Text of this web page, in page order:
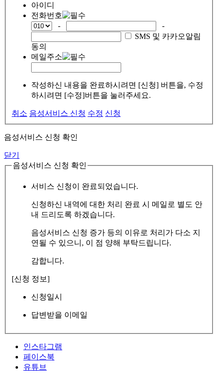
아이디
전화번호
-
-
SMS 및 카카오알림
동의
메일주소
작성하신 내용을 완료하시려면 [신청] 버튼을, 수정
하시려면 [수정]버튼을 눌러주세요.
취소 음성서비스 신청 수정 신청
음성서비스 신청 확인
닫기
음성서비스 신청 확인
서비스 신청이 완료되었습니다.
신청하신 내역에 대한 처리 완료 시 메일로 별도 안
내 드리도록 하겠습니다.
음성서비스 신청 증가 등의 이유로 처리가 다소 지
연될 수 있으니, 이 점 양해 부탁드립니다.
감합니다.
[신청 정보]
신청일시
답변받을 이메일
인스타그램
페이스북
유튜브